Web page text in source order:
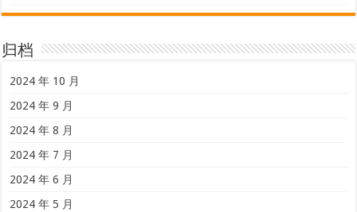
归档
2024 年 10 月
2024 年 9 月
2024 年 8 月
2024 年 7 月
2024 年 6 月
2024 年 5 月